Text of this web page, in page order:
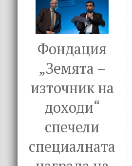
Фондация
„Земята –
източник на
доходи“
спечели
специалната